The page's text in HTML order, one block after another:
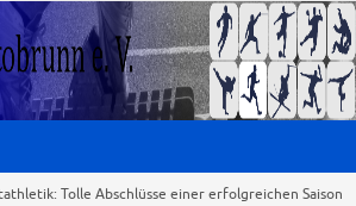
Tolle Abschlüsse einer erfolgreichen Saison